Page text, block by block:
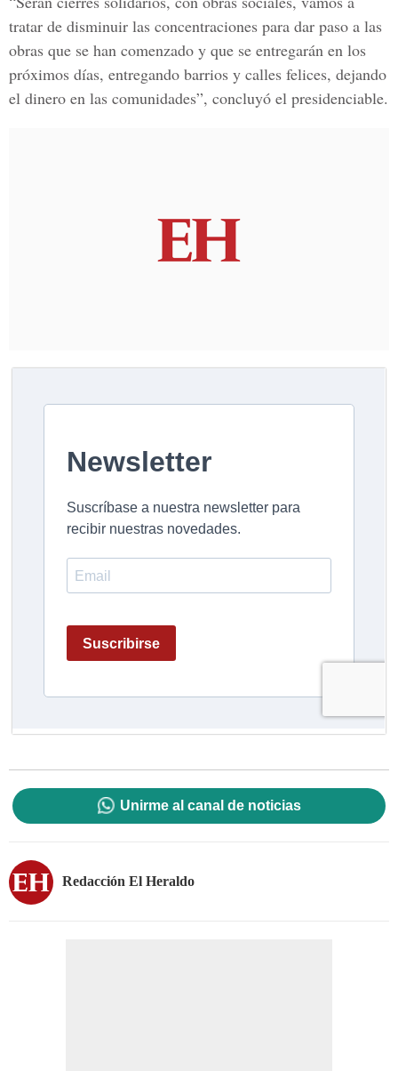
tratar de disminuir las concentraciones para dar paso a las
obras que se han comenzado y que se entregarán en los
próximos días, entregando barrios y calles felices, dejando
el dinero en las comunidades”, concluyó el presidenciable.
Unirme al canal de noticias
Redacción El Heraldo